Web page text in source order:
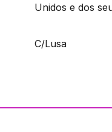
Unidos e dos
C/Lusa